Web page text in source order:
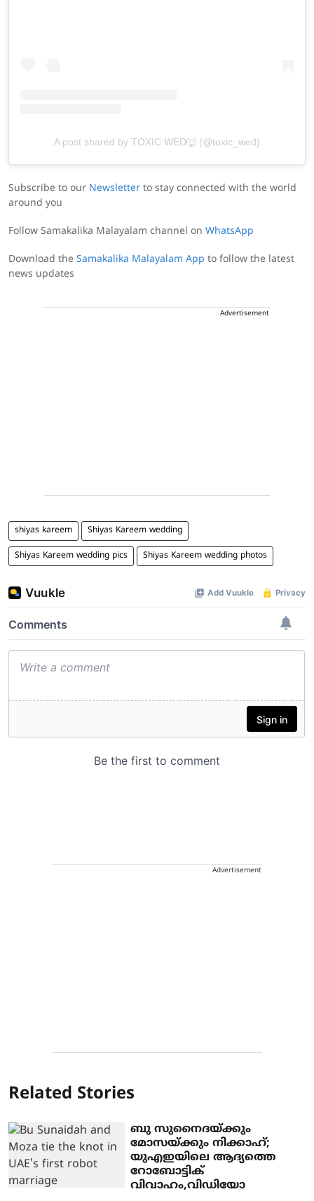
A post shared by TOXIC WED🐺 (@toxic_wed)
Subscribe to our Newsletter to stay connected with the world
around you
Follow Samakalika Malayalam channel on WhatsApp
Download the Samakalika Malayalam App to follow the latest
news updates
Advertisement
shiyas kareem Shiyas Kareem wedding
Shiyas Kareem wedding pics Shiyas Kareem wedding photos
Advertisement
Related Stories
ബു സുനൈദയ്ക്കും
മോസയ്ക്കും നിക്കാഹ്;
യുഎഇയിലെ ആദ്യത്തെ
റോബോട്ടിക്
വിവാഹം,വിഡിയോ